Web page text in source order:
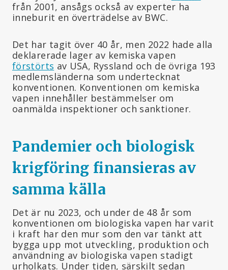
från 2001, ansågs också av experter ha
inneburit en överträdelse av BWC.
Det har tagit över 40 år, men 2022 hade alla
deklarerade lager av kemiska vapen
förstörts av USA, Ryssland och de övriga 193
medlemsländerna som undertecknat
konventionen. Konventionen om kemiska
vapen innehåller bestämmelser om
oanmälda inspektioner och sanktioner.
Pandemier och biologisk
krigföring finansieras av
samma källa
Det är nu 2023, och under de 48 år som
konventionen om biologiska vapen har varit
i kraft har den mur som den var tänkt att
bygga upp mot utveckling, produktion och
användning av biologiska vapen stadigt
urholkats. Under tiden, särskilt sedan